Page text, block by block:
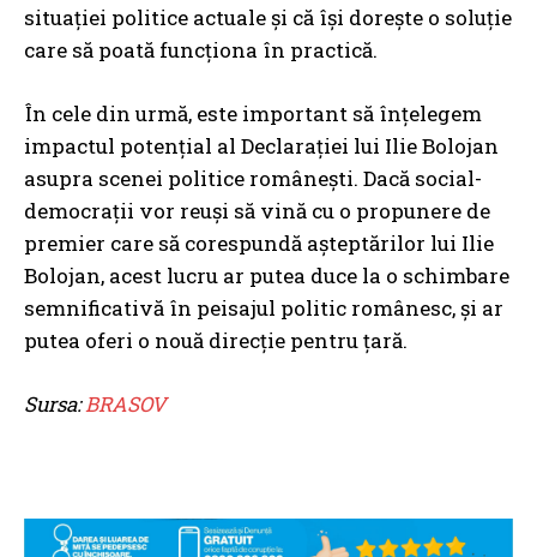
situației politice actuale și că își dorește o soluție
care să poată funcționa în practică.
În cele din urmă, este important să înțelegem
impactul potențial al Declarației lui Ilie Bolojan
asupra scenei politice românești. Dacă social-
democrații vor reuși să vină cu o propunere de
premier care să corespundă așteptărilor lui Ilie
Bolojan, acest lucru ar putea duce la o schimbare
semnificativă în peisajul politic românesc, și ar
putea oferi o nouă direcție pentru țară.
Sursa:BRASOV